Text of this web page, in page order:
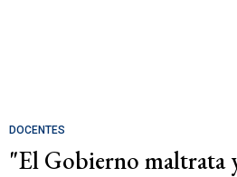
DOCENTES
"El Gobierno maltrata